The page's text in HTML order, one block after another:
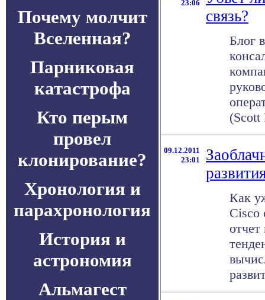
Почему молчит
Вселенная?
Парниковая
катастрофа
Кто перым
провел
клонирование?
Хронология и
парахронология
История и
астрономия
Альмагест
23:06
связь?
Блог
(Scott
09.12.2011
23:01
Как
Cisco
отчет